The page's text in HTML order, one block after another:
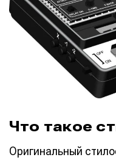
Что такое
Оригинальный